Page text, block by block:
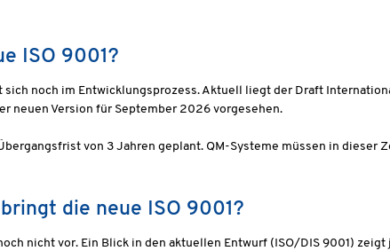
ISO 9001?
sich noch im Entwicklungsprozess. Aktuell liegt der Draft
neuen Version für September 2026 vorgesehen.
von 3 Jahren geplant. QM-Systeme müssen in dieser
die neue ISO 9001?
nicht vor. Ein Blick in den aktuellen Entwurf (ISO/DIS 9001)